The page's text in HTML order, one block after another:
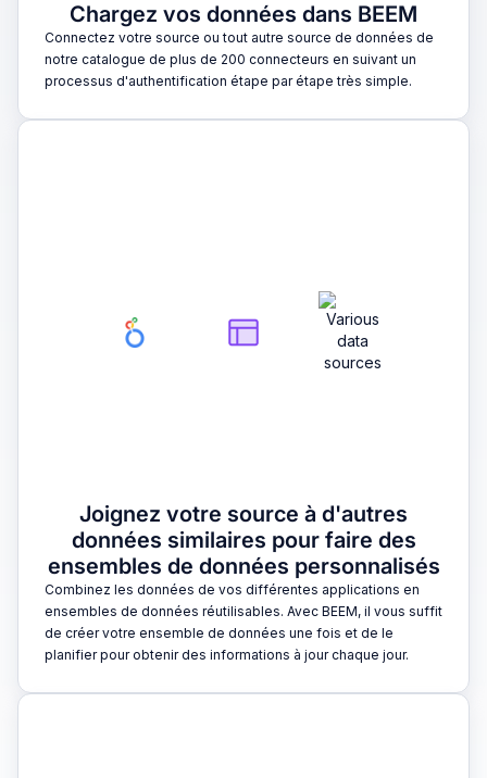
Chargez vos données dans BEEM
Connectez votre source ou tout autre source de données de
notre catalogue de plus de 200 connecteurs en suivant un
processus d'authentification étape par étape très simple.
Joignez votre source à d'autres
données similaires pour faire des
ensembles de données personnalisés
Combinez les données de vos différentes applications en
ensembles de données réutilisables. Avec BEEM, il vous suffit
de créer votre ensemble de données une fois et de le
planifier pour obtenir des informations à jour chaque jour.